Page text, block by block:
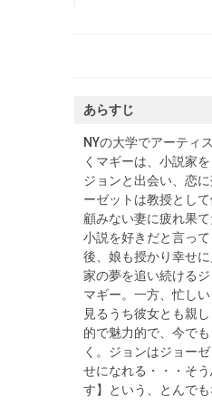
あらすじ
NYの大学でアーティ
くマギーは、小説家
ジョンと出会い、恋
ーゼットは教授とし
顧みない妻に疲れ果
小説を好きだと言っ
後、娘も授かり幸せ
家の夢を追い続ける
マギー。一方、忙し
見るうち彼女とも親
的で魅力的で、今で
く。ジョンはジョー
せになれる・・・そ
す】という、とんで